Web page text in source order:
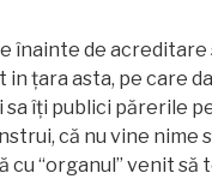
înainte de
țara asta, pe care
îți publici părerile
că nu vine nime
cu “organul” venit